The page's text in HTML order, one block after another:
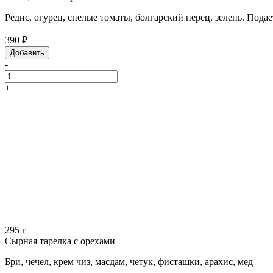
Редис, огурец, спелые томаты, болгарский перец, зелень.
390 ₽
Добавить
-
+
295 г
Сырная тарелка с орехами
Бри, чечел, крем чиз, масдам, четук, фисташки, арахис, мед